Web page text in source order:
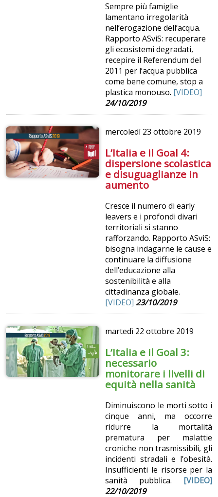
Sempre più famiglie
lamentano irregolarità
nell’erogazione dell’acqua.
Rapporto ASviS: recuperare
gli ecosistemi degradati,
recepire il Referendum del
2011 per l’acqua pubblica
come bene comune, stop a
plastica monouso. [VIDEO]
24/10/2019
mercoledì 23 ottobre 2019
L’Italia e il Goal 4:
dispersione scolastica
e disuguaglianze in
aumento
Cresce il numero di early
leavers e i profondi divari
territoriali si stanno
rafforzando. Rapporto ASviS:
bisogna indagarne le cause e
continuare la diffusione
dell’educazione alla
sostenibilità e alla
cittadinanza globale.
[VIDEO] 23/10/2019
martedì 22 ottobre 2019
L’Italia e il Goal 3:
necessario
monitorare i livelli di
equità nella sanità
Diminuiscono le morti sotto i
cinque anni, ma occorre
ridurre la mortalità
prematura per malattie
croniche non trasmissibili, gli
incidenti stradali e l’obesità.
Insufficienti le risorse per la
sanità pubblica. [VIDEO]
22/10/2019